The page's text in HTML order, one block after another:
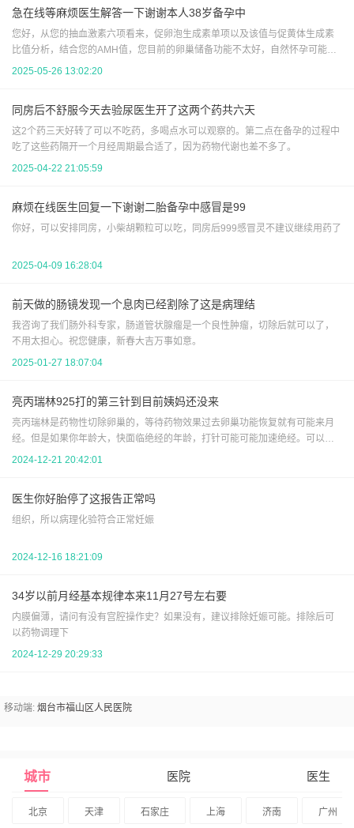
急在线等麻烦医生解答一下谢谢本人38岁备孕中
您好，从您的抽血激素六项看来，促卵泡生成素单项以及该值与促黄体生成素
比值分析，结合您的AMH值，您目前的卵巢储备功能不太好，自然怀孕可能性
偏小，以及怀孕后流产机会也偏大。平时注意不熬夜，戒烟酒，先试试三到六
2025-05-26 13:02:20
同房后不舒服今天去验尿医生开了这两个药共六天
这2个药三天好转了可以不吃药，多喝点水可以观察的。第二点在备孕的过程中
吃了这些药隔开一个月经周期最合适了，因为药物代谢也差不多了。
2025-04-22 21:05:59
麻烦在线医生回复一下谢谢二胎备孕中感冒是99
你好，可以安排同房，小柴胡颗粒可以吃，同房后999感冒灵不建议继续用药了
2025-04-09 16:28:04
前天做的肠镜发现一个息肉已经割除了这是病理结
我咨询了我们肠外科专家，肠道管状腺瘤是一个良性肿瘤，切除后就可以了，
不用太担心。祝您健康，新春大吉万事如意。
2025-01-27 18:07:04
亮丙瑞林925打的第三针到目前姨妈还没来
亮丙瑞林是药物性切除卵巢的，等待药物效果过去卵巢功能恢复就有可能来月
经。但是如果你年龄大，快面临绝经的年龄，打针可能可能加速绝经。可以去
医院查个女性激素了解下体内激素情况
2024-12-21 20:42:01
医生你好胎停了这报告正常吗
组织，所以病理化验符合正常妊娠
2024-12-16 18:21:09
34岁以前月经基本规律本来11月27号左右要
内膜偏薄，请问有没有宫腔操作史？如果没有，建议排除妊娠可能。排除后可
以药物调理下
2024-12-29 20:29:33
移动端: 烟台市福山区人民医院
城市 医院 医生
北京 天津 石家庄 上海 济南 广州